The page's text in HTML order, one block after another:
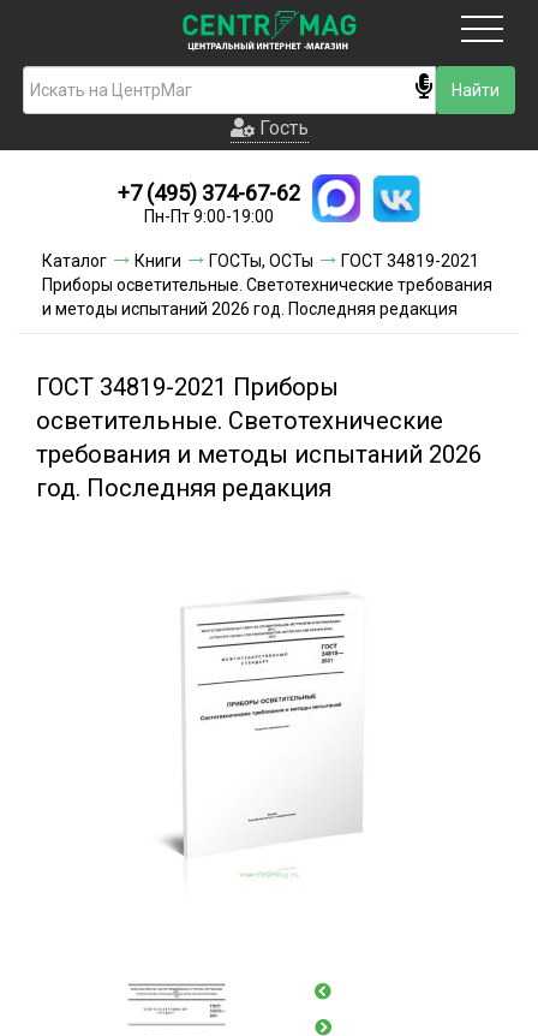
Гость
Новинки
Условия доставки
Условия оплаты
Акции и скидки
Гость
+7 (495) 374-67-62
Пн-Пт 9:00-19:00
Каталог Книги ГОСТы, ОСТы
ГОСТ 34819-2021
Приборы осветительные. Светотехнические требования
и методы испытаний 2026 год. Последняя редакция
ГОСТ 34819-2021 Приборы
осветительные. Светотехнические
требования и методы испытаний 2026
год. Последняя редакция